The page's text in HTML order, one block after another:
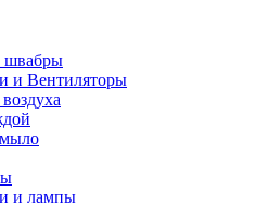
швабры
и Вентиляторы
и лампы